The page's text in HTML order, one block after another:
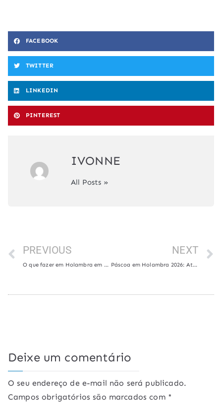
FACEBOOK
TWITTER
LINKEDIN
PINTEREST
IVONNE
All Posts »
PREVIOUS
O que fazer em Holambra em março?
NEXT
Páscoa em Holambra 2026: Atrações, Programação e muito mais!
Deixe um comentário
O seu endereço de e-mail não será publicado.
Campos obrigatórios são marcados com *